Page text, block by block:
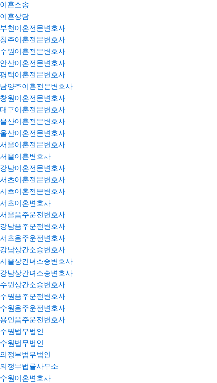
이혼소송
이혼상담
부천이혼전문변호사
청주이혼전문변호사
수원이혼전문변호사
안산이혼전문변호사
평택이혼전문변호사
남양주이혼전문변호사
창원이혼전문변호사
대구이혼전문변호사
울산이혼전문변호사
울산이혼전문변호사
서울이혼전문변호사
서울이혼변호사
강남이혼전문변호사
서초이혼전문변호사
서초이혼전문변호사
서초이혼변호사
서울음주운전변호사
강남음주운전변호사
서초음주운전변호사
강남상간소송변호사
서울상간녀소송변호사
강남상간녀소송변호사
수원상간소송변호사
수원음주운전변호사
수원음주운전변호사
용인음주운전변호사
수원법무법인
수원법무법인
의정부법무법인
의정부법률사무소
수원이혼변호사